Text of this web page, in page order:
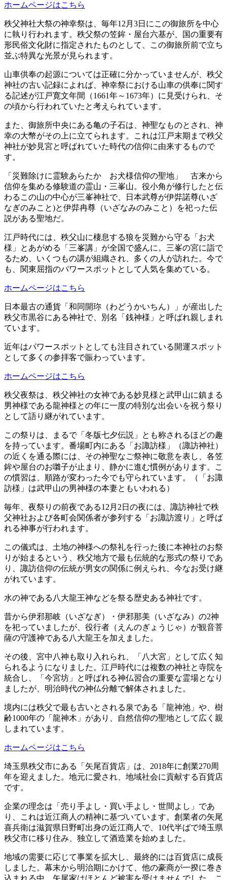
ホームページはこちら
秩父神社大祭の神幸祭は、毎年12月3日にこの御旅所を中心
に執り行われます。秩父祭の笠鉾・屋台六基が、国の重要有
形民俗文化財に指定されたものとして、この御旅所前で立ち
並ぶ特異な光景が見られます。
山車供奉の起源については正確に分かっていませんが、秩父
神社の古い記録によれば、神幸祭における山車の供奉に関す
る記述が江戸寛文年間（1661年～1673年）に見受けられ、そ
の頃から行われていたと考えられています。
また、御旅所中央にある亀の子石は、神聖なものとされ、神
幸の大幣がその上に立てられます。これは江戸末期まで秩父
神社が妙見宮と呼ばれていた時代の信仰に由来するもので
す。
「災難除けに霊験あらたか お犬様信仰の聖地」 古来から
信仰を集める修験道の霊山・三峯山。役小角が修行したと伝
わるこの山の中心が三峯神社で、日本武尊が伊弉諾尊(いざ
なぎのみこと)と伊弉冉尊（いざなみのみこと）を祀った伝
説がある聖地だ。
江戸時代には、秩父山に棲息する狼を災難から守る「お犬
様」とあがめる「三峯講」が全国で盛んに。三峯の宮に詣で
るため、いくつもの講が組織され、多くの人が訪れた。今で
も、関東屈指のパワースポットとして人気を集めている。
ホームページはこちら
日本最古の通貨「和同開珎（わどうかいちん）」が産出した
秩父市黒谷にある神社で、別名「銭神様」と呼ばれ親しまれ
ています。
近年はパワースポットとしても注目されている開運スポット
として多くの参拝客で賑わっています。
ホームページはこちら
秩父夜祭は、秩父神社の女神である妙見様と武甲山に鎮まる
男神様である龍神様との年に一度の特別な出会いを祝う祭り
として語り継がれています。
この祭りは、まるで「冬版七夕伝説」とも称されるほどの趣
を持っています。番場町内にある「お諏訪様」（諏訪神社）
の近くを通る際には、その神聖なご祭神に敬意を表し、各笠
鉾や屋台のお囃子が止まり、静かに進む慣例があります。こ
の慣習は、順路が変わった今でも守られています。（「お諏
訪様」は武甲山の男神様の本妻ともいわれる）
毎年、夜祭りの前夜である12月2日の夜には、諏訪神社で秩
父神社および各町会関係者が参列する「お諏訪渡り」と呼ば
れる神事が行われます。
この儀式は、土地の神様への祭礼を行った後に本神社のお祭
りが始まるという、秩父地方で最も伝統的な形式の祭りであ
り、諏訪信仰の伝統が男女の関係に例えられ、今なお受け継
がれています。
水の神である八大龍王神などを祭る歴史ある神社です。
昔から伊邪那岐（いざなぎ）・伊邪那美（いざなみ）の2神
を祀っていましたが、役行者（えんのぎょうじゃ）が観音菩
薩の守護神である八大龍王を加えました。
その後、宮中八神も取り入れられ、「八大宮」として広く知
られるようになりました。江戸時代には複数の神社と寺院を
統合し、「今宮坊」と呼ばれる神仏習合の重要な霊場となり
ましたが、明治時代の神仏分離で解体されました。
境内には秩父で最も古いとされる泉である「龍神池」や、樹
齢1000年の「龍神木」があり、自然信仰の聖地として広く親
しまれています。
ホームページはこちら
埼玉県秩父市にある「矢尾百貨店」は、2018年に創業270周
年を迎えました。地元に愛され、地域社会に貢献する百貨店
です。
企業の理念は「売り手よし・買い手よし・世間よし」であ
り、これは近江商人の精神に基づいています。創業者の矢尾
喜兵衛は滋賀県日野町出身の近江商人で、10代半ばで埼玉県
秩父市に移り住み、独立して酒造業を始めました。
地域の需要に応じて事業を拡大し、最終的には百貨店に成長
しました。幕末から明治期にかけて、他の豪商が一揆に巻き
込まれる中、矢尾家はほとんど被害を受けませんでした。こ